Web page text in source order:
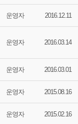
운영자 2016.12.11
운영자 2016.03.14
운영자 2016.03.01
운영자 2015.08.16
운영자 2015.02.16